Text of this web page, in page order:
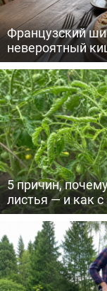
Французский
невероятный
5 причин,
листья — и как